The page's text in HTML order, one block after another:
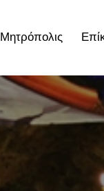
Μητρόπολις
Επίκαιρα